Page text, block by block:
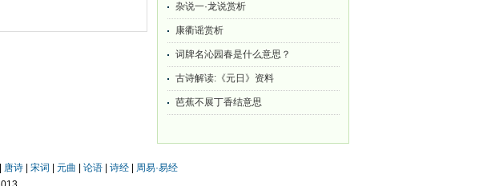
杂说一·龙说赏析
康衢谣赏析
词牌名沁园春是什么意思？
古诗解读:《元日》资料
芭蕉不展丁香结意思
唐诗| 宋词 元曲 论语| 诗经|
周易·易经